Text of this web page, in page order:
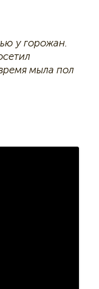
у горожан.
мыла пол